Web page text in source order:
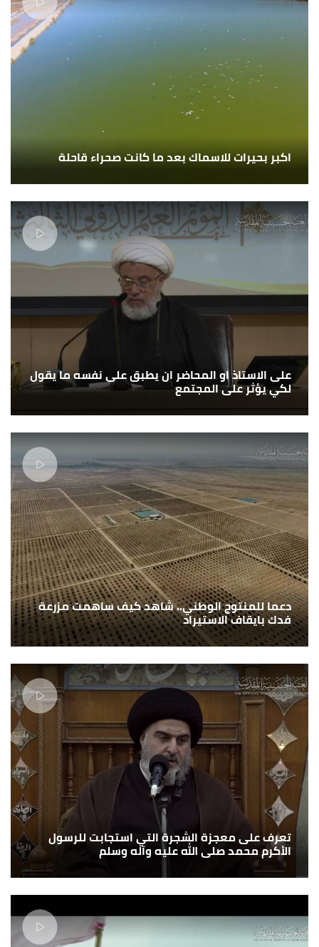
اكبر بحيرات للاسماك بعد ما كانت صحراء قاحلة
على الاستاذ او المحاضر ان يطبق على نفسه ما يقول
لكي يؤثر على المجتمع
دعما للمنتوج الوطني.. شاهد كيف ساهمت مزرعة
فدك بايقاف الاستيراد
تعرف على معجزة الشجرة التي استجابت للرسول
الأكرم محمد صلى الله عليه وآله وسلم